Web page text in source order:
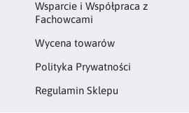
Wsparcie i Współpraca z
Fachowcami
Wycena towarów
Polityka Prywatności
Regulamin Sklepu